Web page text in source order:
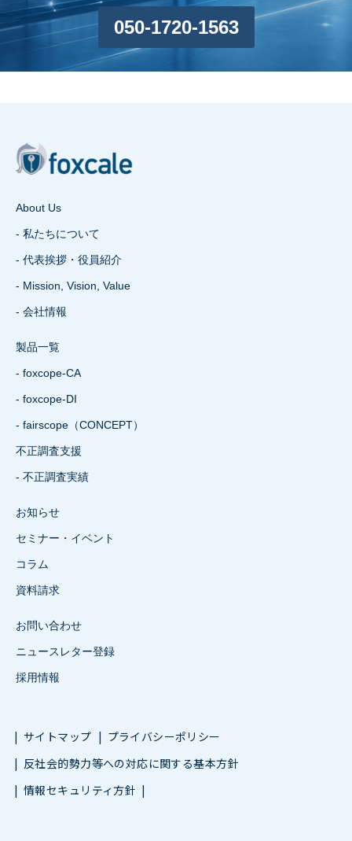
050-1720-1563
About Us
- 私たちについて
- 代表挨拶・役員紹介
- Mission, Vision, Value
- 会社情報
製品一覧
- foxcope-CA
- foxcope-DI
- fairscope（CONCEPT）
不正調査支援
- 不正調査実績
お知らせ
セミナー・イベント
コラム
資料請求
お問い合わせ
ニュースレター登録
採用情報
サイトマップ
プライバシーポリシー
反社会的勢力等への対応に関する基本方針
情報セキュリティ方針